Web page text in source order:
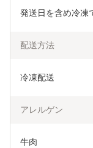
発送日を含め冷凍
配送方法
冷凍配送
アレルゲン
牛肉